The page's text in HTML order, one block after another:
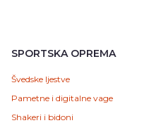
SPORTSKA OPREMA
Švedske ljestve
Pametne i digitalne vage
Shakeri i bidoni